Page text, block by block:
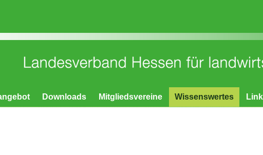
Downloads Mitgliedsvereine Wissenswertes